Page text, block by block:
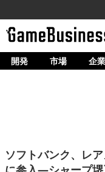
ホーム
企業動向
開発 市場 企業
ソフトバンク、レ